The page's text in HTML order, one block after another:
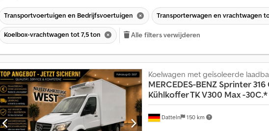
Transportvoertuigen en Bedrijfsvoertuigen Transporterwagen en vrachtwagen
Koelbox-vrachtwagen tot 7,5 ton Alle filters verwijderen
Datteln 150 km
Koelwagen met geïsoleerde
MERCEDES-BENZ Sprinter 316
Kühlkoffer TK V300 Max -30C.*
V
e
r
k
o
p